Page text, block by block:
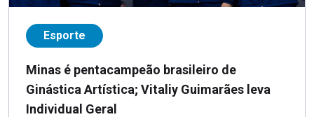
Esporte
Minas é pentacampeão brasileiro de
Ginástica Artística; Vitaliy Guimarães leva
Individual Geral